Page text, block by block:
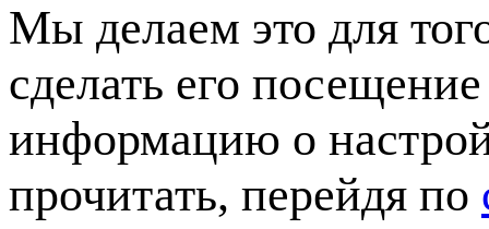
Мы делаем это для
сделать его
информацию о
прочитать, перейдя по